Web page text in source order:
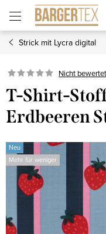
Inhalt
springen
Strick mit Lycra digital
Nicht bewertet
T-Shirt-
Erdbeeren
Neu
Mehr für weniger